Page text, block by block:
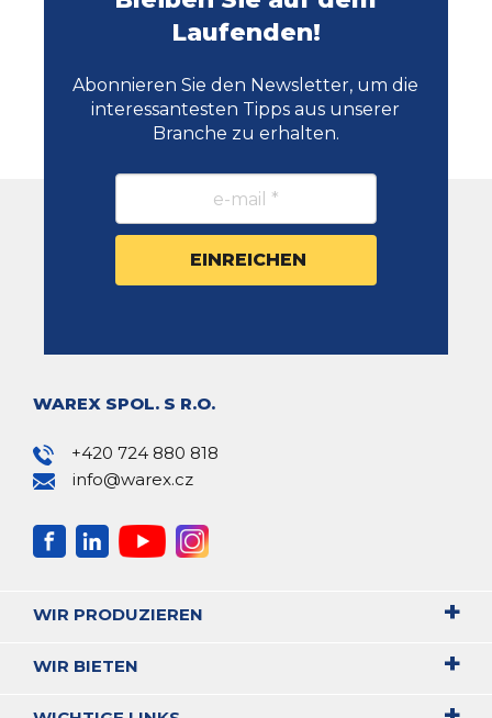
Laufenden!
Abonnieren Sie den Newsletter, um die
interessantesten Tipps aus unserer
Branche zu erhalten.
WAREX SPOL. S R.O.
+420 724 880 818
info@warex.cz
WIR PRODUZIEREN
WIR BIETEN